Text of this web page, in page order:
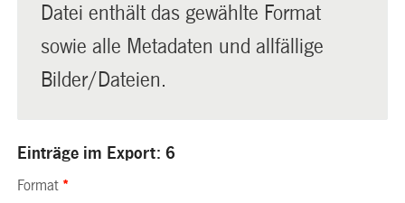
Datei enthält das gewählte Format
sowie alle Metadaten und allfällige
Bilder/Dateien.
Einträge im Export: 6
Format *